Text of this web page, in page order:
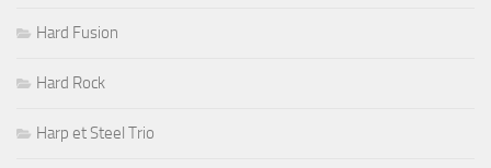
Hard Fusion
Hard Rock
Harp et Steel Trio